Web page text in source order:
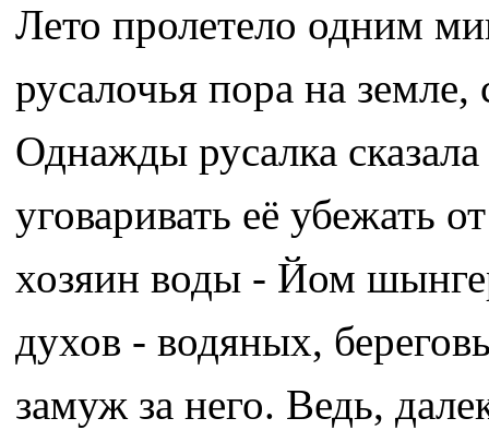
Лето пролетело одним
русалочья пора на
Однажды русалка
уговаривать её убежать
хозяин воды - Йом
духов - водяных,
замуж за него. Ведь,